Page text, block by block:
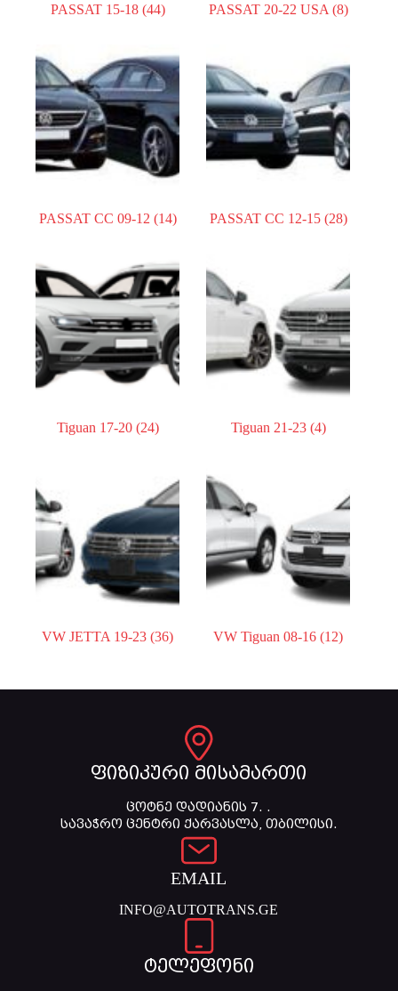
PASSAT 15-18 (44) PASSAT 20-22 USA (8)
PASSAT CC 09-12 (14) PASSAT CC 12-15 (28)
Tiguan 17-20 (24) Tiguan 21-23 (4)
VW JETTA 19-23(36) VW Tiguan 08-16(12)
ფიზიკური მისამართი
ცოტნე დადიანის 7. .
სავაჭრო ცენტრი ქარვასლა, თბილისი.
EMAIL
INFO@AUTOTRANS.GE
ტელეფონი